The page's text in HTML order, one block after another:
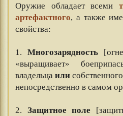
Оружие обладает всеми
артефактного, а также
свойства:
1. Многозарядность
«выращивает»
владельца или
непосредственно в самом
2. Защитное поле